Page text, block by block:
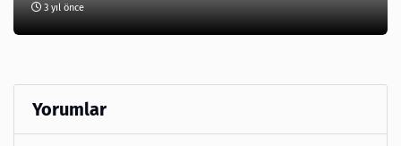
3 yıl önce
Yorumlar